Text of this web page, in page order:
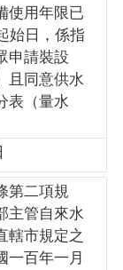
使用年限已
始日，係指
申請裝設
且同意供水
表（量水
第二項規
主管自來水
轄市規定之
一百年一月